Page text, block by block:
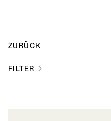
ZURÜCK
FILTER